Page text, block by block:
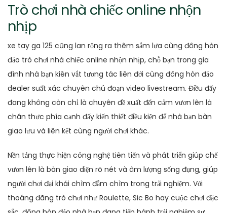
Trò chơi nhà chiếc online nhộn
nhịp
xe tay ga 125 cũng lan rộng ra thêm sắm lựa cùng đông hòn
đảo trò chơi nhà chiếc online nhộn nhịp, chỗ bạn trong gia
đình nhà bạn kiên vắt tương tác liên đới cùng đông hòn đảo
dealer suất xác chuyên chú đoạn video livestream. Điều đấy
đang không còn chỉ là chuyên đề xuất đến cảm vươn lên là
chân thực phía cạnh đấy kiến thiết điều kiện để nhà bạn bàn
giao lưu và liên kết cùng người chơi khác.
Nền tảng thực hiện công nghệ tiên tiến và phát triển giúp chế
vươn lên là bàn giao diện rõ nét và âm lượng sống đụng, giúp
người chơi đại khái chìm đắm chìm trong trải nghiệm. Với
thoáng đãng trò chơi như Roulette, Sic Bo hay cuộc chơi đặc